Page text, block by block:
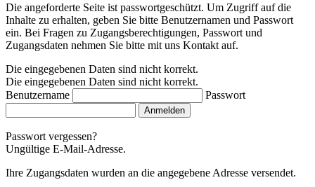
Die angeforderte Seite ist passwortgeschützt. Um Zugriff auf die
Inhalte zu erhalten, geben Sie bitte Benutzernamen und Passwort
ein. Bei Fragen zu Zugangsberechtigungen, Passwort und
Zugangsdaten nehmen Sie bitte mit uns Kontakt auf.
Die eingegebenen Daten sind nicht korrekt.
Die eingegebenen Daten sind nicht korrekt.
Benutzername
Passwort
Anmelden
Passwort vergessen?
Ungültige E-Mail-Adresse.
Ihre Zugangsdaten wurden an die angegebene Adresse versendet.